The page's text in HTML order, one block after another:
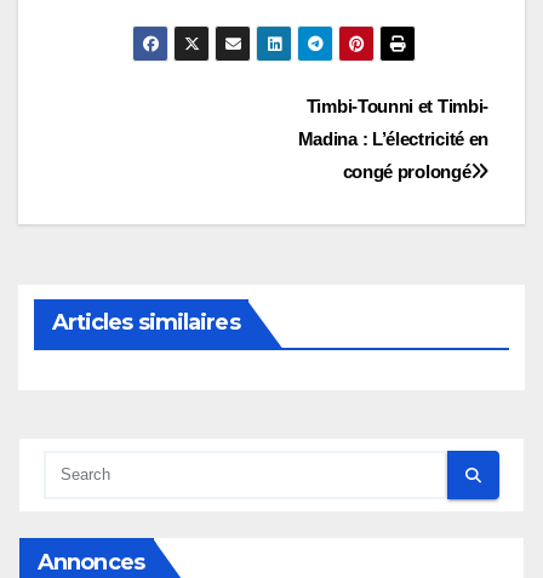
l’article
Timbi-Tounni et Timbi-
Madina : L’électricité en
congé prolongé
Articles similaires
Annonces